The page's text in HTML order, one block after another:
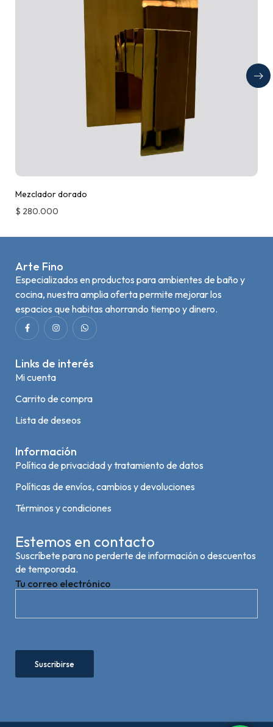
Mezclador dorado
$ 280.000
Arte Fino
Especializados en productos para ambientes de baño y
cocina, nuestra amplia oferta permite mejorar los
espacios que habitas ahorrando tiempo y dinero.
Links de interés
Mi cuenta
Carrito de compra
Lista de deseos
Información
Política de privacidad y tratamiento de datos
Políticas de envíos, cambios y devoluciones
Términos y condiciones
Estemos en contacto
Suscríbete para no perderte de información o descuentos
de temporada.
Tu correo electrónico